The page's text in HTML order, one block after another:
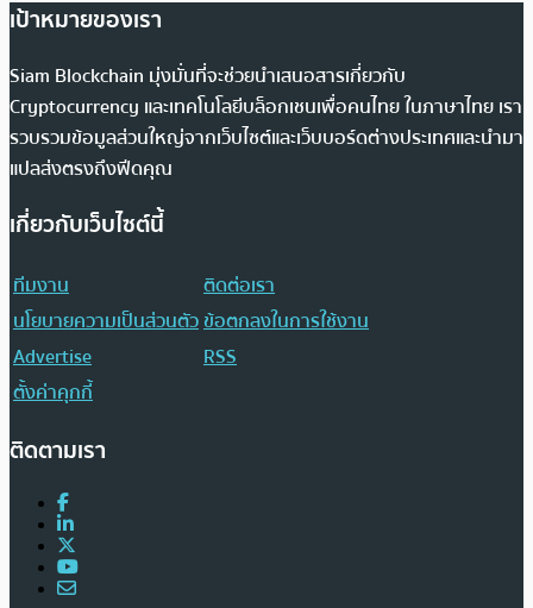
เป้าหมายของเรา
Siam Blockchain มุ่งมั่นที่จะช่วยนำเสนอสารเกี่ยวกับ
Cryptocurrency และเทคโนโลยีบล็อกเชนเพื่อคนไทย ในภาษาไทย เรา
รวบรวมข้อมูลส่วนใหญ่จากเว็บไซต์และเว็บบอร์ดต่างประเทศและนำมา
แปลส่งตรงถึงฟีดคุณ
เกี่ยวกับเว็บไซต์นี้
ทีมงาน
ติดต่อเรา
นโยบายความเป็นส่วนตัวข้อตกลงในการใช้งาน
Advertise
RSS
ตั้งค่าคุกกี้
ติดตามเรา